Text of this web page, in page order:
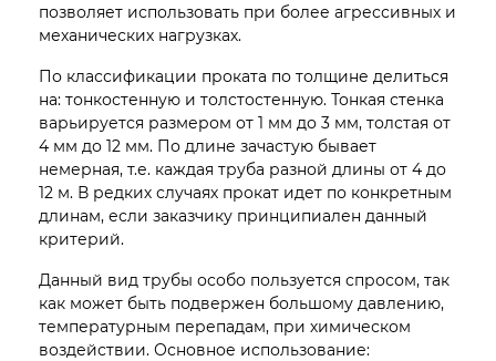
позволяет использовать при более агрессивных и
механических нагрузках.
По классификации проката по толщине делиться
на: тонкостенную и толстостенную. Тонкая стенка
варьируется размером от 1 мм до 3 мм, толстая от
4 мм до 12 мм. По длине зачастую бывает
немерная, т.е. каждая труба разной длины от 4 до
12 м. В редких случаях прокат идет по конкретным
длинам, если заказчику принципиален данный
критерий.
Данный вид трубы особо пользуется спросом, так
как может быть подвержен большому давлению,
температурным перепадам, при химическом
воздействии. Основное использование: